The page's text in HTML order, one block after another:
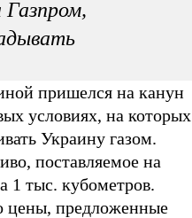
пришелся на канун
условиях, на которых
Украину газом.
поставляемое на
1 тыс. кубометров.
цены, предложенные